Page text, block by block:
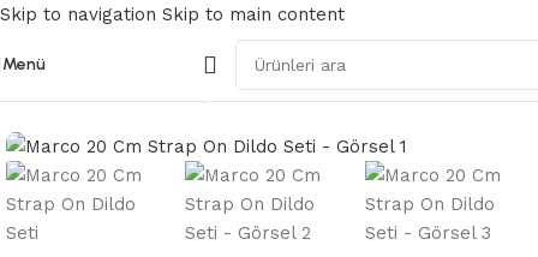
Skip to navigation Skip to main content
Menü
Belden Bağlamalı Strapon